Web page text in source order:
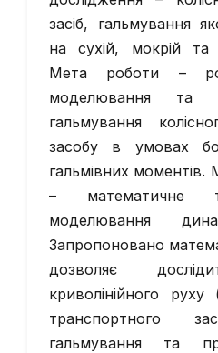
засіб, гальмування
на сухій, мокрій та
Мета роботи –
моделювання та
гальмування
засобу в умовах
гальмівних
– математичне
моделювання
Запропоновано
дозволяє
криволінійного руху
транспортного
гальмування та